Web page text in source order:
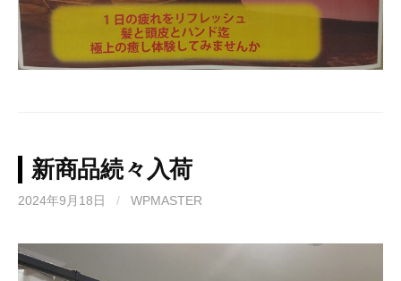
新商品続々入荷
2024年9月18日 / WPMASTER